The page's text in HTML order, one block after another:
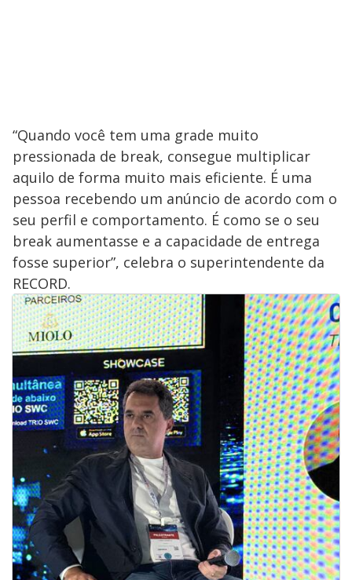
“Quando você tem uma grade muito
pressionada de break, consegue multiplicar
aquilo de forma muito mais eficiente. É uma
pessoa recebendo um anúncio de acordo com o
seu perfil e comportamento. É como se o seu
break aumentasse e a capacidade de entrega
fosse superior”, celebra o superintendente da
RECORD.